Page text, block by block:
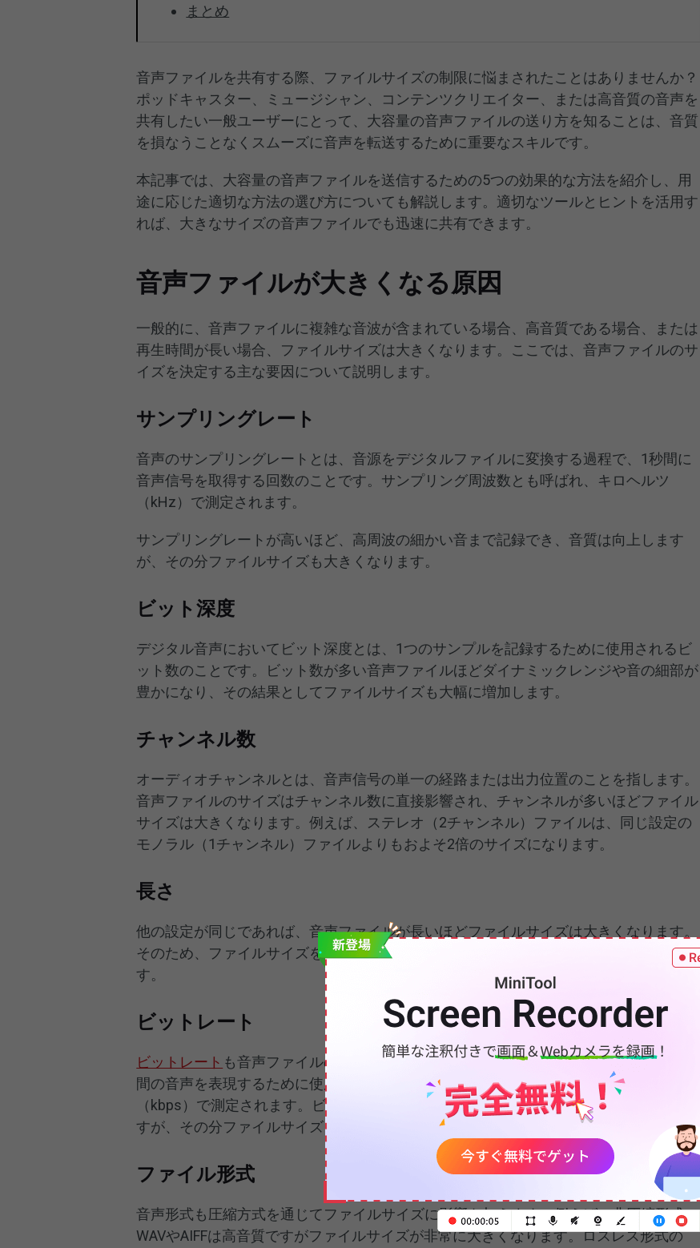
まとめ
音声ファイルを共有する際、ファイルサイズの制限に悩まされたことはありませんか？
ポッドキャスター、ミュージシャン、コンテンツクリエイター、または高音質の音声を
共有したい一般ユーザーにとって、大容量の音声ファイルの送り方を知ることは、音質
を損なうことなくスムーズに音声を転送するために重要なスキルです。
本記事では、大容量の音声ファイルを送信するための5つの効果的な方法を紹介し、用
途に応じた適切な方法の選び方についても解説します。適切なツールとヒントを活用す
れば、大きなサイズの音声ファイルでも迅速に共有できます。
音声ファイルが大きくなる原因
一般的に、音声ファイルに複雑な音波が含まれている場合、高音質である場合、または
再生時間が長い場合、ファイルサイズは大きくなります。ここでは、音声ファイルのサ
イズを決定する主な要因について説明します。
サンプリングレート
音声のサンプリングレートとは、音源をデジタルファイルに変換する過程で、1秒間に
音声信号を取得する回数のことです。サンプリング周波数とも呼ばれ、キロヘルツ
（kHz）で測定されます。
サンプリングレートが高いほど、高周波の細かい音まで記録でき、音質は向上します
が、その分ファイルサイズも大きくなります。
ビット深度
デジタル音声においてビット深度とは、1つのサンプルを記録するために使用されるビ
ット数のことです。ビット数が多い音声ファイルほどダイナミックレンジや音の細部が
豊かになり、その結果としてファイルサイズも大幅に増加します。
チャンネル数
オーディオチャンネルとは、音声信号の単一の経路または出力位置のことを指します。
音声ファイルのサイズはチャンネル数に直接影響され、チャンネルが多いほどファイル
サイズは大きくなります。例えば、ステレオ（2チャンネル）ファイルは、同じ設定の
モノラル（1チャンネル）ファイルよりもおよそ2倍のサイズになります。
長さ
他の設定が同じであれば、音声ファイルが長いほどファイルサイズは大きくなります。
そのため、ファイルサイズを削減する最も簡単な方法は、音声の長さを短くすることで
す。
ビットレート
ビットレート も音声ファイルのサイズを直接左右する要素のひとつです。これは、1秒
間の音声を表現するために使用されるデジタルデータ量を示す指標で、キロビット毎秒
（kbps）で測定されます。ビットレートが高いほどデータ量が増え、音質は向上しま
すが、その分ファイルサイズも大きくなります。
ファイル形式
音声形式も圧縮方式を通じてファイルサイズに影響を与えます。例えば、非圧縮形式の
WAVやAIFFは高音質ですがファイルサイズが非常に大きくなります。ロスレス形式の